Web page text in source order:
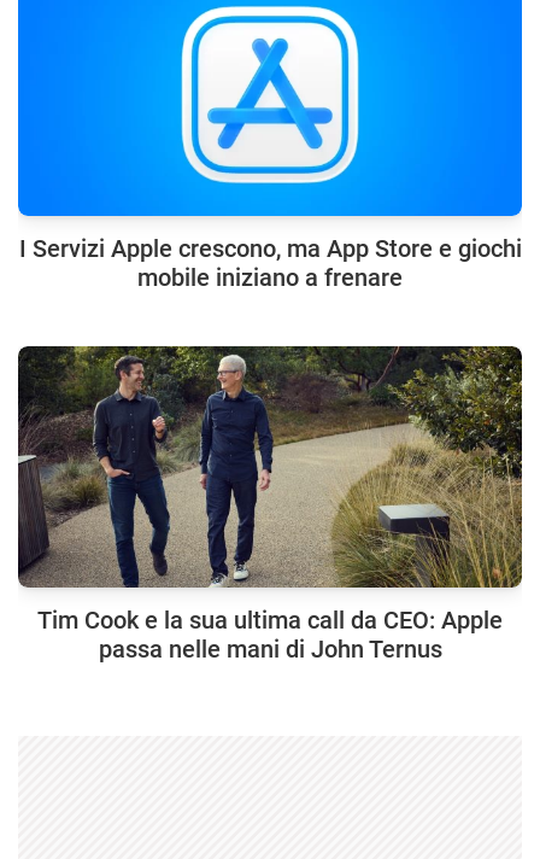
I Servizi Apple crescono, ma App Store e giochi
mobile iniziano a frenare
Tim Cook e la sua ultima call da CEO: Apple
passa nelle mani di John Ternus